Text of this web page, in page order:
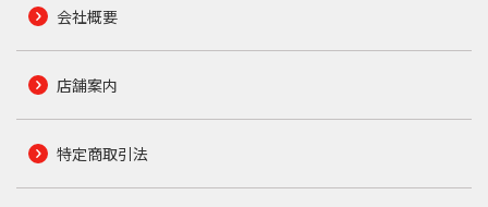
会社概要
店舗案内
特定商取引法